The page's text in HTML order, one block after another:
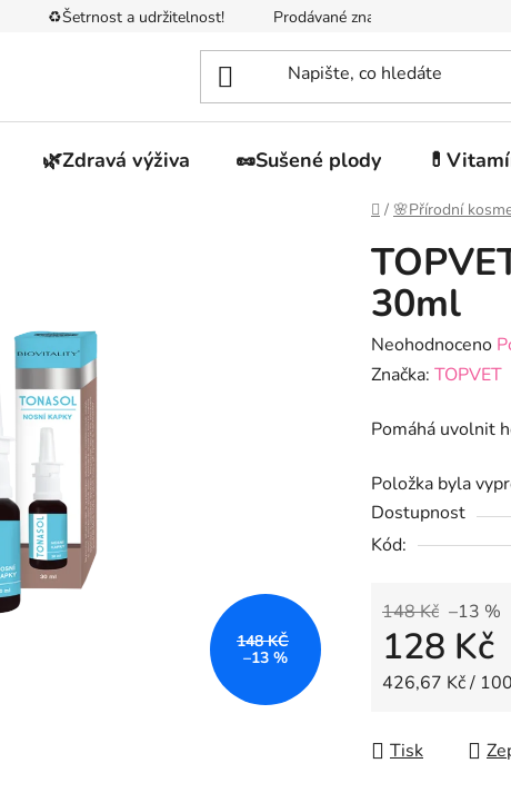
♻️Šetrnost a udržitelnost! Prodávané značky
🌿Zdravá výživa 🥜Sušené plody
Domů
/ 🌸Přírodní
30ml
Průměrné
hodnocení
je
z
5
hvězdiček.
Neohodnoceno
Značka: TOPVET
Pomáhá uvolnit
Položka byla
Dostupnost
Kód:
148 Kč –13 %
128 Kč
Měrná cena:
426,67 Kč /
Tisk
148 KČ
–13 %